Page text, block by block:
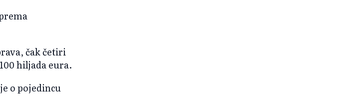
čak četiri
hiljada eura.
o pojedincu